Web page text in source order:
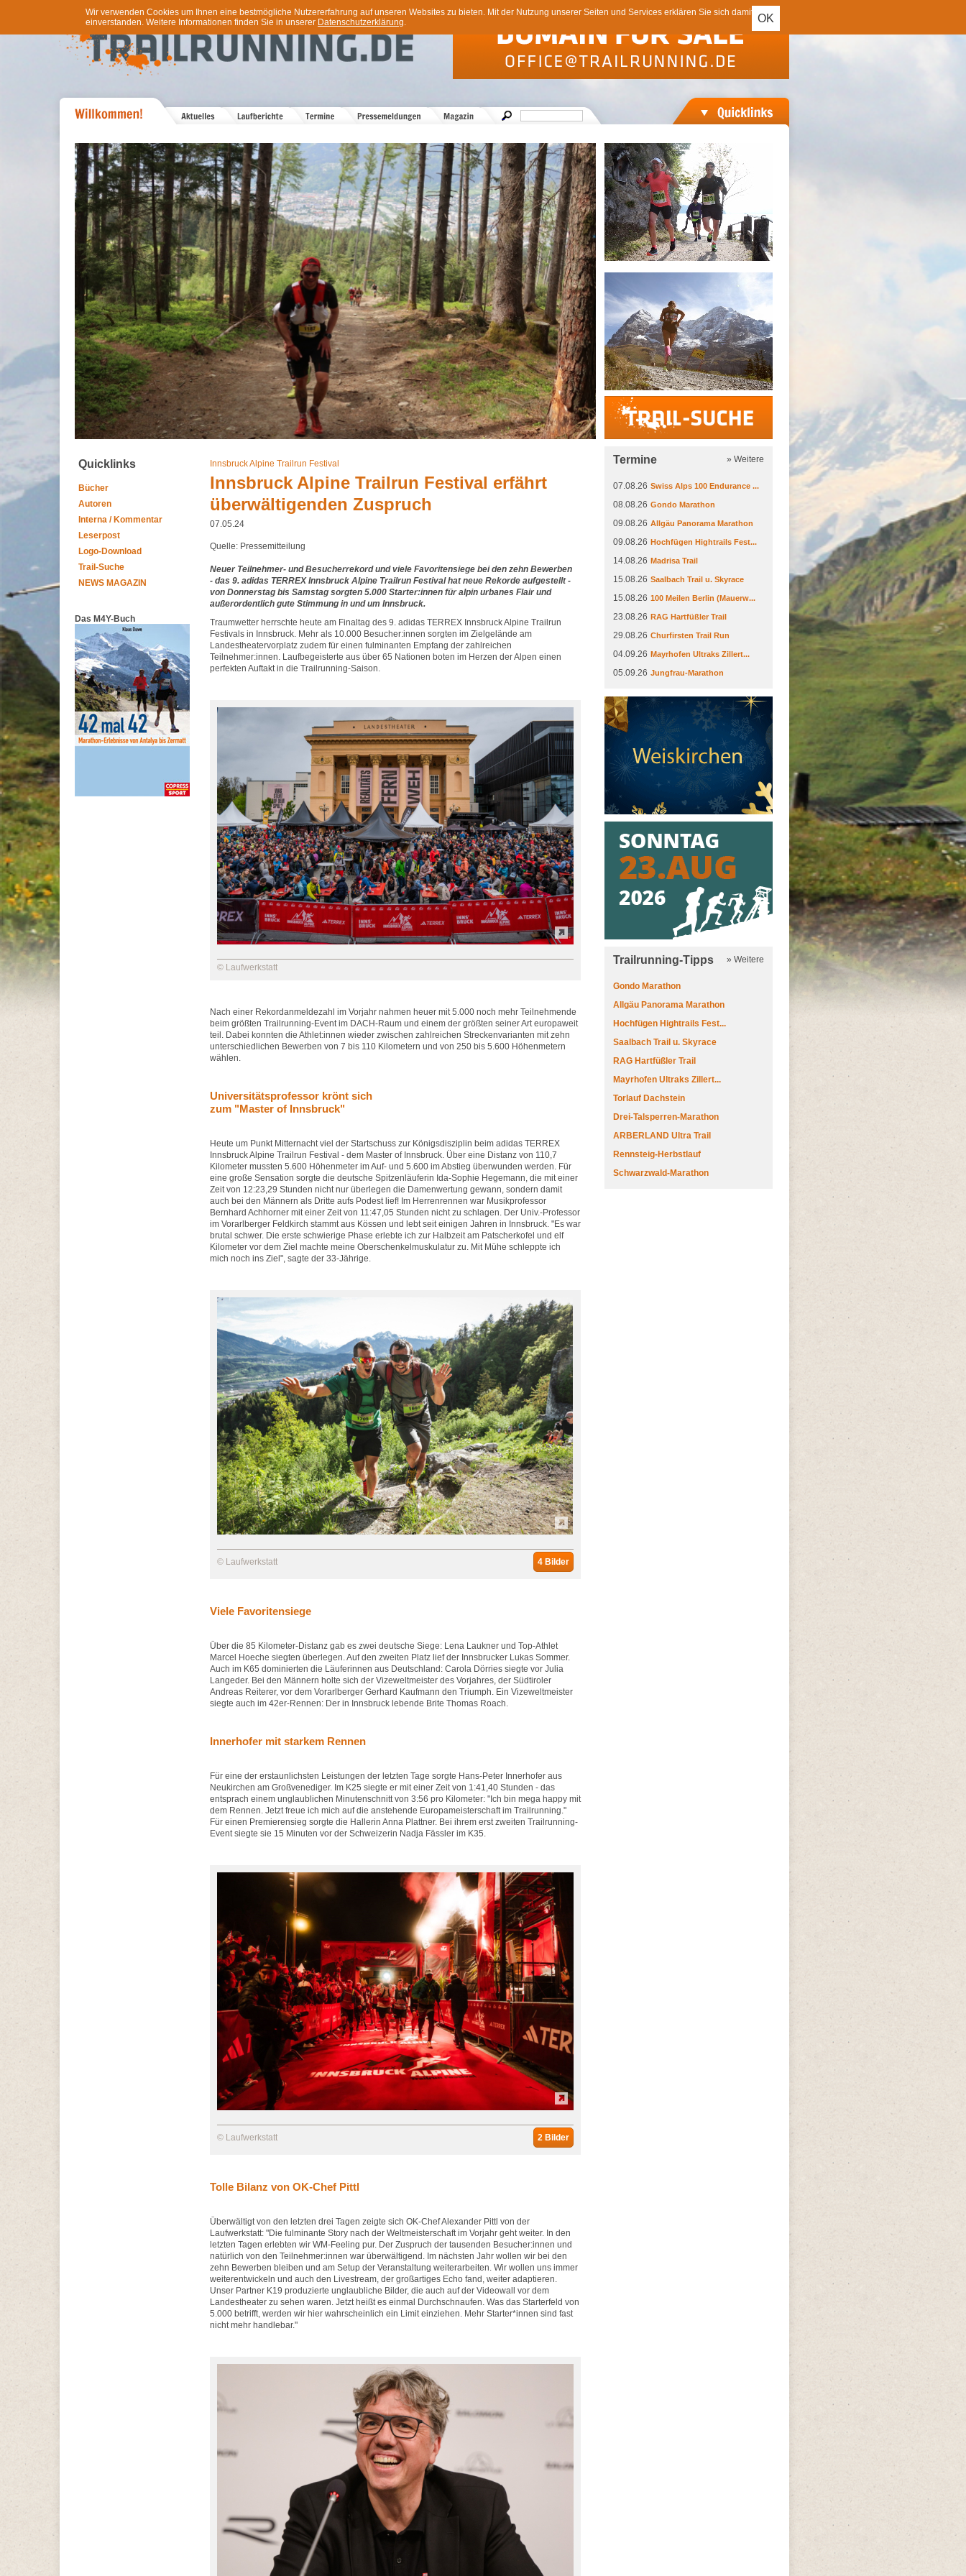
OK
Wir verwenden Cookies um Ihnen eine bestmögliche Nutzererfahrung auf unseren Websites zu bieten. Mit der Nutzung unserer Seiten und Services erklären Sie sich damit
einverstanden. Weitere Informationen finden Sie in unserer Datenschutzerklärung.
Quicklinks
Bücher
Autoren
Interna / Kommentar
Leserpost
Logo-Download
Trail-Suche
NEWS MAGAZIN
Das M4Y-Buch
Innsbruck Alpine Trailrun Festival
Innsbruck Alpine Trailrun Festival erfährt
überwältigenden Zuspruch
07.05.24
Quelle: Pressemitteilung
Neuer Teilnehmer- und Besucherrekord und viele Favoritensiege bei den zehn Bewerben
- das 9. adidas TERREX Innsbruck Alpine Trailrun Festival hat neue Rekorde aufgestellt -
von Donnerstag bis Samstag sorgten 5.000 Starter:innen für alpin urbanes Flair und
außerordentlich gute Stimmung in und um Innsbruck.
Traumwetter herrschte heute am Finaltag des 9. adidas TERREX Innsbruck Alpine Trailrun
Festivals in Innsbruck. Mehr als 10.000 Besucher:innen sorgten im Zielgelände am
Landestheatervorplatz zudem für einen fulminanten Empfang der zahlreichen
Teilnehmer:innen. Laufbegeisterte aus über 65 Nationen boten im Herzen der Alpen einen
perfekten Auftakt in die Trailrunning-Saison.
© Laufwerkstatt
Nach einer Rekordanmeldezahl im Vorjahr nahmen heuer mit 5.000 noch mehr Teilnehmende
beim größten Trailrunning-Event im DACH-Raum und einem der größten seiner Art europaweit
teil. Dabei konnten die Athlet:innen wieder zwischen zahlreichen Streckenvarianten mit zehn
unterschiedlichen Bewerben von 7 bis 110 Kilometern und von 250 bis 5.600 Höhenmetern
wählen.
Universitätsprofessor krönt sich
zum "Master of Innsbruck"
Heute um Punkt Mitternacht viel der Startschuss zur Königsdisziplin beim adidas TERREX
Innsbruck Alpine Trailrun Festival - dem Master of Innsbruck. Über eine Distanz von 110,7
Kilometer mussten 5.600 Höhenmeter im Auf- und 5.600 im Abstieg überwunden werden. Für
eine große Sensation sorgte die deutsche Spitzenläuferin Ida-Sophie Hegemann, die mit einer
Zeit von 12:23,29 Stunden nicht nur überlegen die Damenwertung gewann, sondern damit
auch bei den Männern als Dritte aufs Podest lief! Im Herrenrennen war Musikprofessor
Bernhard Achhorner mit einer Zeit von 11:47,05 Stunden nicht zu schlagen. Der Univ.-Professor
im Vorarlberger Feldkirch stammt aus Kössen und lebt seit einigen Jahren in Innsbruck. "Es war
brutal schwer. Die erste schwierige Phase erlebte ich zur Halbzeit am Patscherkofel und elf
Kilometer vor dem Ziel machte meine Oberschenkelmuskulatur zu. Mit Mühe schleppte ich
mich noch ins Ziel", sagte der 33-Jährige.
© Laufwerkstatt 4 Bilder
Viele Favoritensiege
Über die 85 Kilometer-Distanz gab es zwei deutsche Siege: Lena Laukner und Top-Athlet
Marcel Hoeche siegten überlegen. Auf den zweiten Platz lief der Innsbrucker Lukas Sommer.
Auch im K65 dominierten die Läuferinnen aus Deutschland: Carola Dörries siegte vor Julia
Langeder. Bei den Männern holte sich der Vizeweltmeister des Vorjahres, der Südtiroler
Andreas Reiterer, vor dem Vorarlberger Gerhard Kaufmann den Triumph. Ein Vizeweltmeister
siegte auch im 42er-Rennen: Der in Innsbruck lebende Brite Thomas Roach.
Innerhofer mit starkem Rennen
Für eine der erstaunlichsten Leistungen der letzten Tage sorgte Hans-Peter Innerhofer aus
Neukirchen am Großvenediger. Im K25 siegte er mit einer Zeit von 1:41,40 Stunden - das
entsprach einem unglaublichen Minutenschnitt von 3:56 pro Kilometer: "Ich bin mega happy mit
dem Rennen. Jetzt freue ich mich auf die anstehende Europameisterschaft im Trailrunning."
Für einen Premierensieg sorgte die Hallerin Anna Plattner. Bei ihrem erst zweiten Trailrunning-
Event siegte sie 15 Minuten vor der Schweizerin Nadja Fässler im K35.
© Laufwerkstatt 2 Bilder
Tolle Bilanz von OK-Chef Pittl
Überwältigt von den letzten drei Tagen zeigte sich OK-Chef Alexander Pittl von der
Laufwerkstatt: "Die fulminante Story nach der Weltmeisterschaft im Vorjahr geht weiter. In den
letzten Tagen erlebten wir WM-Feeling pur. Der Zuspruch der tausenden Besucher:innen und
natürlich von den Teilnehmer:innen war überwältigend. Im nächsten Jahr wollen wir bei den
zehn Bewerben bleiben und am Setup der Veranstaltung weiterarbeiten. Wir wollen uns immer
weiterentwickeln und auch den Livestream, der großartiges Echo fand, weiter adaptieren.
Unser Partner K19 produzierte unglaubliche Bilder, die auch auf der Videowall vor dem
Landestheater zu sehen waren. Jetzt heißt es einmal Durchschnaufen. Was das Starterfeld von
5.000 betrifft, werden wir hier wahrscheinlich ein Limit einziehen. Mehr Starter*innen sind fast
nicht mehr handlebar."
Termine » Weitere
07.08.26 Swiss Alps 100 Endurance ...
08.08.26 Gondo Marathon
09.08.26 Allgäu Panorama Marathon
09.08.26 Hochfügen Hightrails Fest...
14.08.26 Madrisa Trail
15.08.26 Saalbach Trail u. Skyrace
15.08.26 100 Meilen Berlin (Mauerw...
23.08.26 RAG Hartfüßler Trail
29.08.26 Churfirsten Trail Run
04.09.26 Mayrhofen Ultraks Zillert...
05.09.26 Jungfrau-Marathon
Trailrunning-Tipps » Weitere
Gondo Marathon
Allgäu Panorama Marathon
Hochfügen Hightrails Fest...
Saalbach Trail u. Skyrace
RAG Hartfüßler Trail
Mayrhofen Ultraks Zillert...
Torlauf Dachstein
Drei-Talsperren-Marathon
ARBERLAND Ultra Trail
Rennsteig-Herbstlauf
Schwarzwald-Marathon